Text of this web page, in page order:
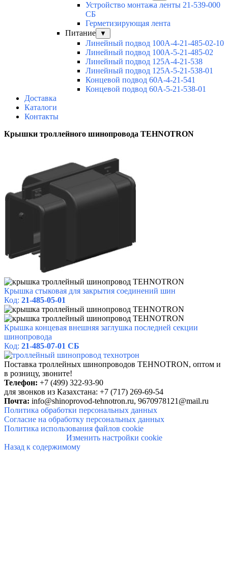
Устройство монтажа ленты 21-539-000
СБ
Герметизирующая лента
Питание
▼
Линейный подвод 100А-4-21-485-02-10
Линейный подвод 100А-5-21-485-02
Линейный подвод 125А-4-21-538
Линейный подвод 125А-5-21-538-01
Концевой подвод 60А-4-21-541
Концевой подвод 60А-5-21-538-01
Доставка
Каталоги
Контакты
Крышки троллейного шинопровода TEHNOTRON
Крышка стыковая для закрытия соединений шин
Код: 21-485-05-01
Крышка концевая внешняя заглушка последней секции
шинопровода
Код: 21-485-07-01 СБ
Поставка троллейных шинопроводов TEHNOTRON, оптом и
в розницу, звоните!
Телефон: +7 (499) 322-93-90
для звонков из Казахстана: +7 (717) 269-69-54
Почта: info@shinoprovod-tehnotron.ru, 9670978121@mail.ru
Политика обработки персональных данных
Согласие на обработку персональных данных
Политика использования файлов cookie
Изменить настройки cookie
Назад к содержимому